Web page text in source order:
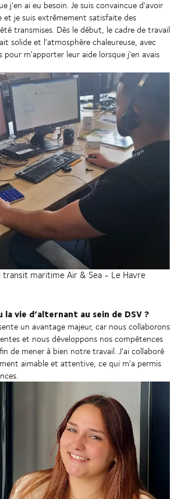
j'en ai eu besoin. Je suis convaincue d'avoir
je suis extrêmement satisfaite des
transmises. Dès le début, le cadre de travail
solide et l'atmosphère chaleureuse, avec
pour m'apporter leur aide lorsque j'en avais
transit maritime Air & Sea - Le Havre
vie d’alternant au sein de DSV ?
un avantage majeur, car nous collaborons
et nous développons nos compétences
de mener à bien notre travail. J'ai collaboré
aimable et attentive, ce qui m'a permis